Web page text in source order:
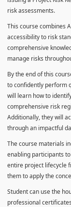
risk assessments.
This course combines
accessibility to risk
comprehensive
manage risks
By the end of this
to confidently perform
will learn how to
comprehensive risk
Additionally, they will
through an impactful
The course materials
enabling participants
entire project lifecycle
them to apply the
Student can use the
professional